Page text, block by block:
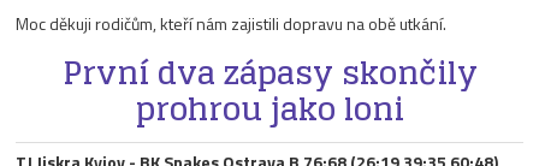
Moc děkuji rodičům, kteří nám zajistili dopravu na obě utkání.
První dva zápasy skončily
prohrou jako loni